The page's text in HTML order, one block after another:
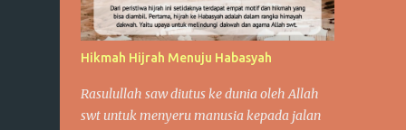
Hikmah Hijrah Menuju Habasyah
Rasulullah saw diutus ke dunia oleh Allah
swt untuk menyeru manusia kepada jalan